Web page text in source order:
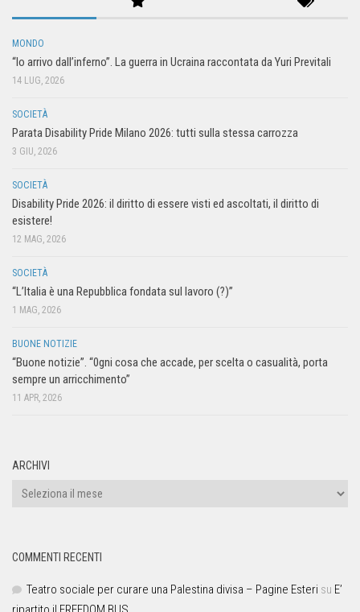
MONDO
“Io arrivo dall’inferno”. La guerra in Ucraina raccontata da Yuri Previtali
14 LUG, 2026
SOCIETÀ
Parata Disability Pride Milano 2026: tutti sulla stessa carrozza
3 GIU, 2026
SOCIETÀ
Disability Pride 2026: il diritto di essere visti ed ascoltati, il diritto di
esistere!
12 MAG, 2026
SOCIETÀ
“L’Italia è una Repubblica fondata sul lavoro (?)”
1 MAG, 2026
BUONE NOTIZIE
“Buone notizie”. “0gni cosa che accade, per scelta o casualità, porta
sempre un arricchimento”
11 APR, 2026
ARCHIVI
COMMENTI RECENTI
Teatro sociale per curare una Palestina divisa – Pagine Esteri su E’